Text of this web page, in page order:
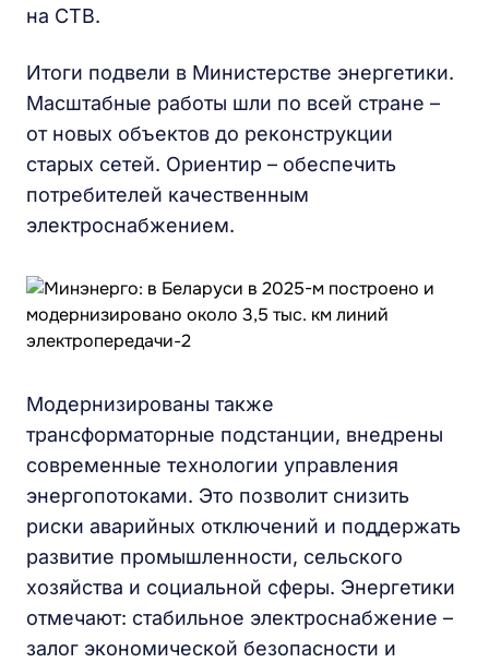
на СТВ.
Итоги подвели в Министерстве энергетики.
Масштабные работы шли по всей стране –
от новых объектов до реконструкции
старых сетей. Ориентир – обеспечить
потребителей качественным
электроснабжением.
Модернизированы также
трансформаторные подстанции, внедрены
современные технологии управления
энергопотоками. Это позволит снизить
риски аварийных отключений и поддержать
развитие промышленности, сельского
хозяйства и социальной сферы. Энергетики
отмечают: стабильное электроснабжение –
залог экономической безопасности и